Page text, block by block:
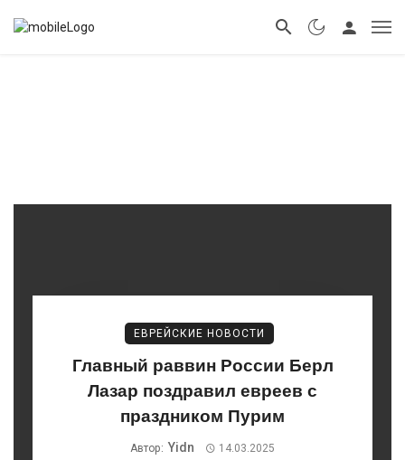
ЕВРЕЙСКИЕ НОВОСТИ
Главный раввин России Берл
Лазар поздравил евреев с
праздником Пурим
Автор: Yidn 14.03.2025